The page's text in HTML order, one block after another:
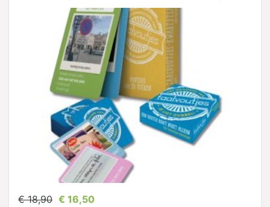
€ 18,90 € 16,50